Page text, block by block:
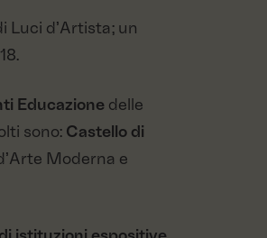
Luci d’Artista; un
Educazione delle
sono: Castello di
Moderna e